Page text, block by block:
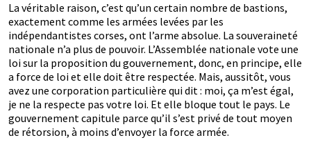
La véritable raison, c’est qu’un certain nombre de bastions,
exactement comme les armées levées par les
indépendantistes corses, ont l’arme absolue. La souveraineté
nationale n’a plus de pouvoir. L’Assemblée nationale vote une
loi sur la proposition du gouvernement, donc, en principe, elle
a force de loi et elle doit être respectée. Mais, aussitôt, vous
avez une corporation particulière qui dit : moi, ça m’est égal,
je ne la respecte pas votre loi. Et elle bloque tout le pays. Le
gouvernement capitule parce qu’il s’est privé de tout moyen
de rétorsion, à moins d’envoyer la force armée.